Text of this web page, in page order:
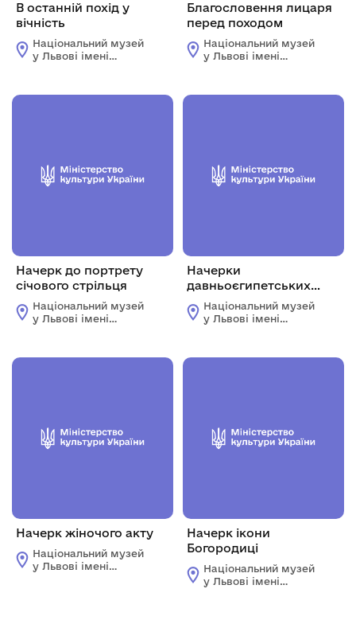
В останній похід у
вічність
Національний музей
у Львові імені
Благословення лицаря
перед походом
Національний музей
у Львові імені
Начерк до портрету
січового стрільця
Національний музей
у Львові імені
Начерки
давньоєгипетських
мотивів
Національний музей
у Львові імені
Начерк жіночого акту
Національний музей
у Львові імені
Начерк ікони
Богородиці
Національний музей
у Львові імені